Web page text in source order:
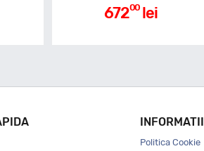
67200 lei
INFORMATII
Politica Cookie